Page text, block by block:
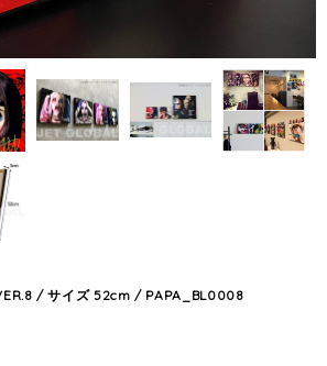
/ サイズ 52cm / PAPA_BL0008